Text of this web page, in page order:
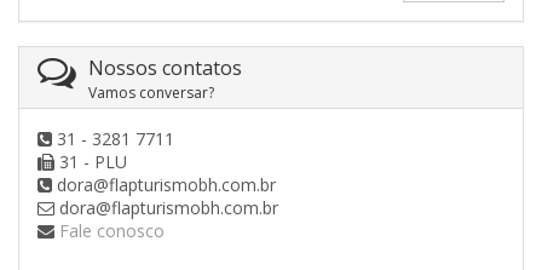
Nossos contatos
Vamos conversar?
31 - 3281 7711
31 - PLU
dora@flapturismobh.com.br
dora@flapturismobh.com.br
Fale conosco